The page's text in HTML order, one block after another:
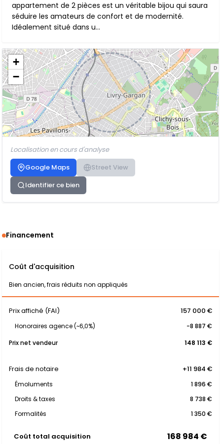
appartement de 2 pièces est un véritable bijou qui saura
séduire les amateurs de confort et de modernité.
Idéalement situé dans u...
+
−
Localisation en cours d'analyse
Google Maps
Street View
Identifier ce bien
Financement
Coût d'acquisition
Bien ancien, frais réduits non appliqués
Prix affiché (FAI) 157 000 €
Honoraires agence (~6,0%)
-8 887 €
Prix net vendeur
148 113 €
Frais de notaire +11 984 €
Émoluments
1 896 €
Droits & taxes
8 738 €
Formalités
1 350 €
Coût total acquisition 168 984 €